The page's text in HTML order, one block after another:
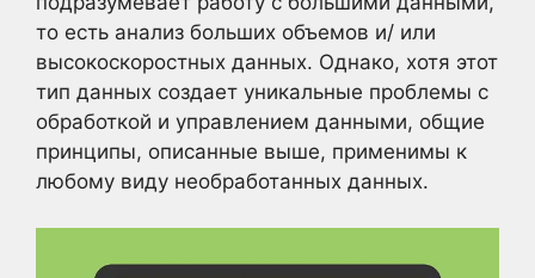
то есть анализ больших объемов и/ или
высокоскоростных данных. Однако, хотя этот
тип данных создает уникальные проблемы с
обработкой и управлением данными, общие
принципы, описанные выше, применимы к
любому виду необработанных данных.